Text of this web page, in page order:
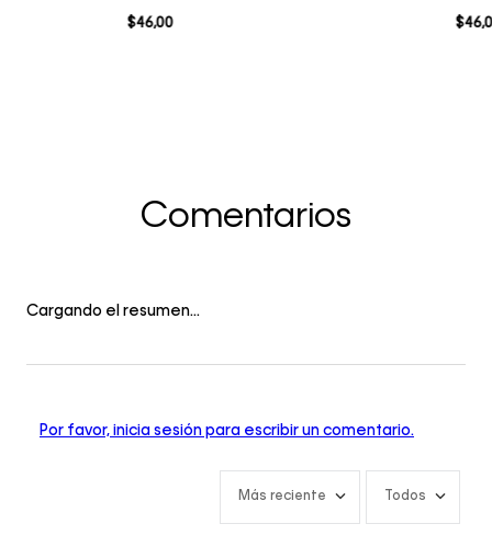
$46,00 $46,
Comentarios
Cargando el resumen…
Por favor, inicia sesión para escribir un comentario.
Más reciente Todos